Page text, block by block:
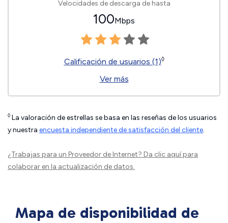
Velocidades de descarga de hasta
100Mbps
Calificación de usuarios (1)◊
Ver más
◊ La valoración de estrellas se basa en las reseñas de los usuarios
y nuestra encuesta independiente de satisfacción del cliente.
¿Trabajas para un Proveedor de Internet? Da clic aquípara
colaborar en la actualización de datos.
Mapa de disponibilidad de